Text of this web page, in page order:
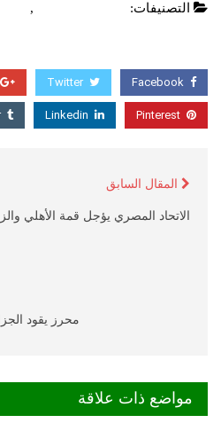
التصنيفات: ,
Facebook
Twitter
Pinterest
Linkedin
المقال السابق
الاتحاد المصري يؤجل قمة الأهلي
محرز يقود
مواضع ذات علاقة